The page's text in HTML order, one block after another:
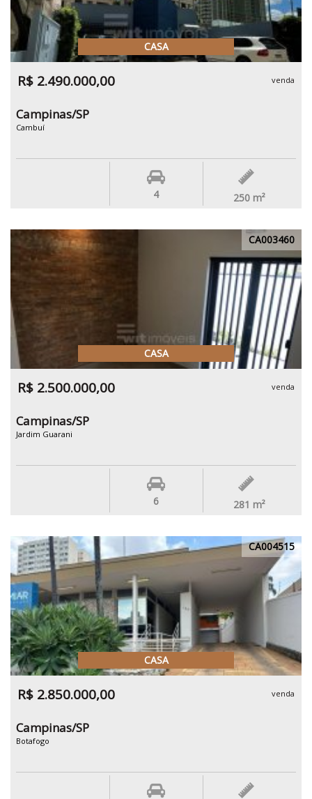
CASA
R$ 2.490.000,00 venda
Campinas/SP
Cambuí
4 250 m²
CA003460
CASA
R$ 2.500.000,00 venda
Campinas/SP
Jardim Guarani
6 281 m²
CA004515
CASA
R$ 2.850.000,00 venda
Campinas/SP
Botafogo